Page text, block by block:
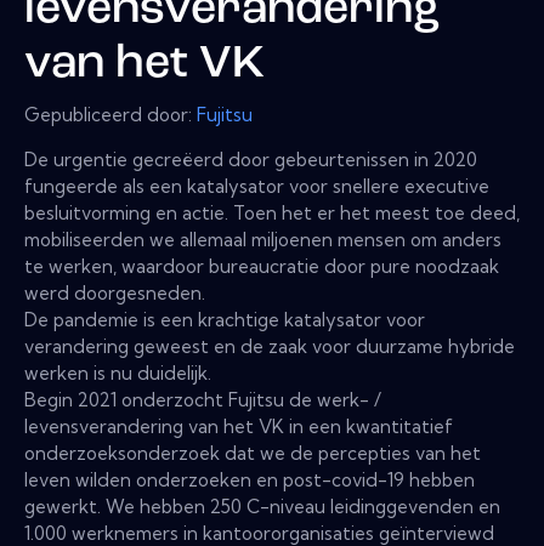
levensverandering
van het VK
Gepubliceerd door: Fujitsu
De urgentie gecreëerd door gebeurtenissen in 2020
fungeerde als een katalysator voor snellere executive
besluitvorming en actie. Toen het er het meest toe deed,
mobiliseerden we allemaal miljoenen mensen om anders
te werken, waardoor bureaucratie door pure noodzaak
werd doorgesneden.
De pandemie is een krachtige katalysator voor
verandering geweest en de zaak voor duurzame hybride
werken is nu duidelijk.
Begin 2021 onderzocht Fujitsu de werk- /
levensverandering van het VK in een kwantitatief
onderzoeksonderzoek dat we de percepties van het
leven wilden onderzoeken en post-covid-19 hebben
gewerkt. We hebben 250 C-niveau leidinggevenden en
1.000 werknemers in kantoororganisaties geïnterviewd